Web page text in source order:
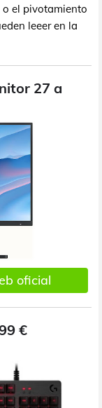
el pivotamiento
leeer en la
27 a
oficial
€